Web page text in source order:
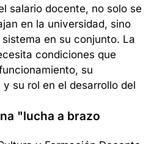
salario docente, no solo se
en la universidad, sino
en su conjunto. La
condiciones que
su
su rol en el desarrollo del
"lucha a brazo